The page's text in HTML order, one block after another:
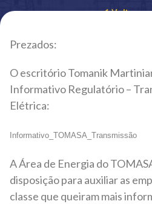
Voltar
Prezados:
O escritório Tomanik
Informativo Regulatório –
Elétrica:
Informativo_TOMASA_Transmissão
A Área de Energia do
disposição para auxiliar as
classe que queiram mais